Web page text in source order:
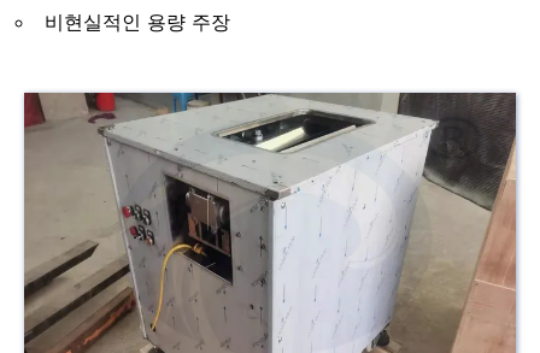
비현실적인 용량 주장